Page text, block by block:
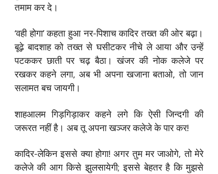
तमाम कर दे।
‘वही होगा’ कहता हुआ नर-पिशाच कादिर तख्त की ओर बढ़ा।
बूढ़े बादशाह को तख्त से घसीटकर नीचे ले आया और उन्हें
पटककर छाती पर चढ़ बैठा। खंजर की नोक कलेजे पर
रखकर कहने लगा, अब भी अपना खजाना बताओ, तो जान
सलामत बच जायगी।
शाहआलम गिड़गिड़ाकर कहने लगे कि ऐसी जिन्दगी की
जरूरत नहीं है। अब तू अपना खञ्जर कलेजे के पार कर!
कादिर-लेकिन इससे क्या होगा! अगर तुम मर जाओगे, तो मेरे
कलेजे की आग किसे झुलसायेगी; इससे बेहतर है कि मुझसे